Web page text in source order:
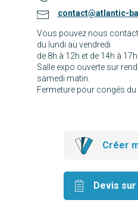
contact@atlantic-
Vous pouvez nous
du lundi au vendredi
de 8h à 12h et de 14h à
Salle expo ouverte sur
samedi matin.
Fermeture pour congés du
Créer
Devis